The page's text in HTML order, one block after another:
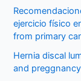
ejercicio físico
from primary
Hernia discal
and preggnancy